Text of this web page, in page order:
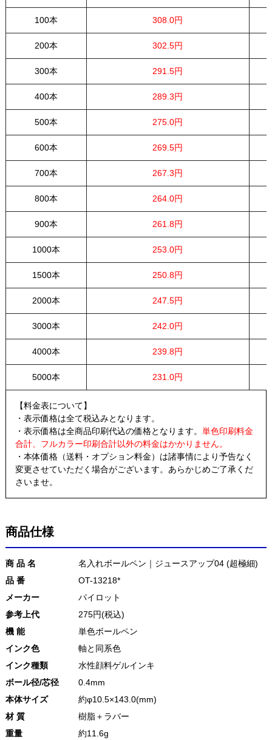
100本 308.0円
200本 302.5円
300本 291.5円
400本 289.3円
500本 275.0円
600本 269.5円
700本 267.3円
800本 264.0円
900本 261.8円
1000本 253.0円
1500本 250.8円
2000本 247.5円
3000本 242.0円
4000本 239.8円
5000本 231.0円
【料金表について】
・表示価格は全て税込みとなります。
・表示価格は全商品印刷代込の価格となります。 単色印刷料金
合計、フルカラー印刷合計以外の料金はかかりません。
・本体価格（送料・オプション料金）は諸事情により予告なく
変更させていただく場合がございます。あらかじめご了承くだ
さいませ。
商品仕様
商 品 名
名入れボールペン｜ジュースアップ04 (超極細)
品 番
OT-13218*
メーカー
パイロット
参考上代
275円(税込)
機 能
単色ボールペン
インク色
軸と同系色
インク種類
水性顔料ゲルインキ
ボール径/芯径
0.4mm
本体サイズ
約φ10.5×143.0(mm)
材 質
樹脂＋ラバー
重量
約11.6g